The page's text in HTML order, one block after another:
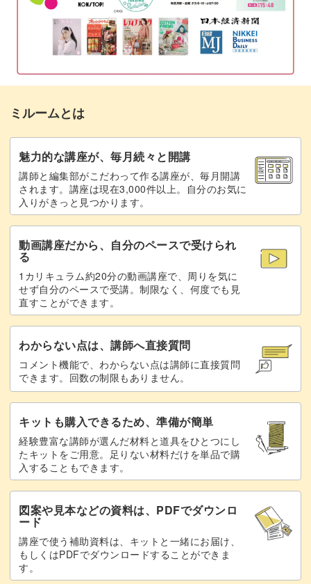
アクリルたわしとは、洗剤を使わなくても食器がきれいに
四角のシンプルな形のコースターは使い勝手がよく、何枚
あっても困らないアイテムです。
作品に合った毛糸の選び方もご紹介していますので、ご自
身の好きな毛糸を見つけて、制作するのも楽しいですよ。
大きさを変えたり、表目・裏目を使って模様をつけたり、
編み物に慣れてきたらアレンジを加えてオリジナル作品も
作れます♪
この講座で棒針編みの基礎を学び、「編み物」を新しい趣
味にしてみませんか？
コースター
伏せどめの仕方
糸処理の仕方 25:08
完成♪
ミルームとは
魅力的な講座が、毎月続々と開講
講師と編集部がこだわって作る講座が、毎月開講
されます。講座は現在3,000件以上。自分のお気に
入りがきっと見つかります。
動画講座だから、自分のペースで受けられ
る
1カリキュラム約20分の動画講座で、周りを気に
せず自分のペースで受講。制限なく、何度でも見
直すことができます。
わからない点は、講師へ直接質問
コメント機能で、わからない点は講師に直接質問
できます。回数の制限もありません。
キットも購入できるため、準備が簡単
経験豊富な講師が選んだ材料と道具をひとつにし
たキットをご用意。足りない材料だけを単品で購
入することもできます。
図案や見本などの資料は、PDFでダウンロ
ード
講座で使う補助資料は、キットと一緒にお届け、
もしくはPDFでダウンロードすることができま
す。